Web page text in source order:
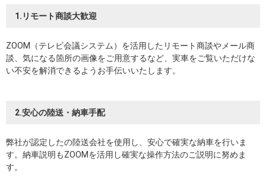
1.リモート商談大歓迎
ZOOM（テレビ会議システム）を活用したリモート商談やメール商
談、気になる箇所の画像をご用意するなど、実車をご覧いただけな
い不安を解消できるようお手伝いいたします。
2.安心の陸送・納車手配
弊社が認定したの陸送会社を使用し、安心で確実な納車を行いま
す。納車説明もZOOMを活用し確実な操作方法のご説明に努めま
す。